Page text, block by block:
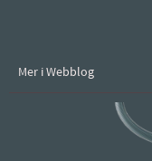
Mer i Webblog